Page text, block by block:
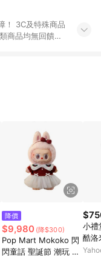
！ 3C及特殊商品
用] -內接硬
店之商品：商
金/紅利折抵/折
回饋資格： 如
終消費使用者，
降價
$9,980 (降$300)
Pop Mart Mokoko 閃
閃童話 聖誕節 潮玩 掛
小禮
酷洛
(花